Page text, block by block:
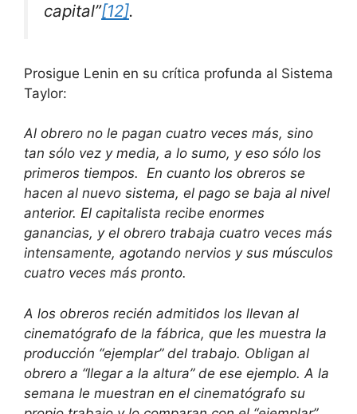
capital”[12].
Prosigue Lenin en su crítica profunda al Sistema
Taylor:
Al obrero no le pagan cuatro veces más, sino
tan sólo vez y media, a lo sumo, y eso sólo los
primeros tiempos. En cuanto los obreros se
hacen al nuevo sistema, el pago se baja al nivel
anterior. El capitalista recibe enormes
ganancias, y el obrero trabaja cuatro veces más
intensamente, agotando nervios y sus músculos
cuatro veces más pronto.
A los obreros recién admitidos los llevan al
cinematógrafo de la fábrica, que les muestra la
producción “ejemplar” del trabajo. Obligan al
obrero a “llegar a la altura” de ese ejemplo. A la
semana le muestran en el cinematógrafo su